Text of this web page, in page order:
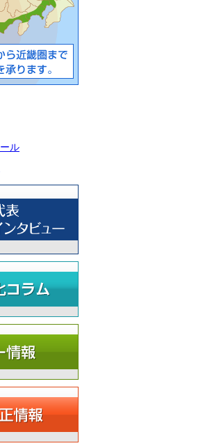
無料相談をご利用ください
業許可をスムーズに取得したい方
・有料職業紹介事業についてアドバイス
ネスモデル構築について相談したい方
（全国対応・平日10:00～18:00）
時間受付）
・祝日も対応
ル